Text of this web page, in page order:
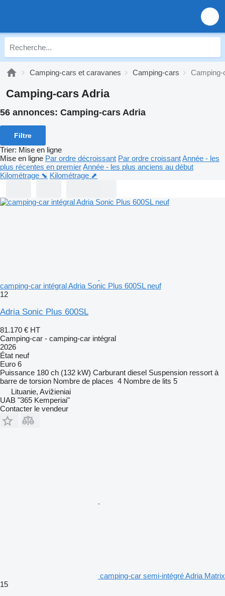
Camping-cars et caravanes Camping-cars Camping-
Camping-cars Adria
56 annonces: Camping-cars Adria
Filtre
Trier: Mise en ligne
Mise en ligne Par ordre décroissant Par ordre croissantAnnée - les
plus récentes en premierAnnée - les plus anciens au début
Kilométrage ⬊ Kilométrage ⬈
camping‐car intégral Adria Sonic Plus 600SL neuf
12
Adria Sonic Plus 600SL
81.170 € HT
Camping-car - camping‐car intégral
2026
État neuf
Euro 6
Puissance 180 ch (132 kW) Carburant diesel Suspension ressort à
barre de torsion Nombre de places 4 Nombre de lits 5
Lituanie, Avižieniai
UAB "365 Kemperiai"
Contacter le vendeur
camping-car semi-intégré Adria Matrix
15